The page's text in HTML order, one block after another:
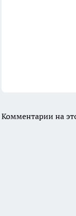
Комментарии на